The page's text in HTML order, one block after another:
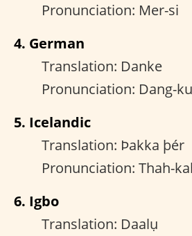
Pronunciation: Mer-si
4. German
Translation: Danke
Pronunciation: Dang-
5. Icelandic
Translation: Þakka þér
Pronunciation: Thah-
6. Igbo
Translation: Daalụ